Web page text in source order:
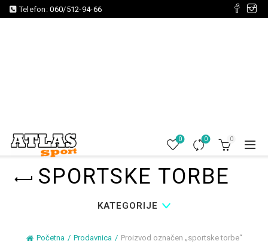
Telefon:060/512-94-66
0 0 0
SPORTSKE TORBE
KATEGORIJE
Početna Prodavnica Proizvod označen „sportske torbe“